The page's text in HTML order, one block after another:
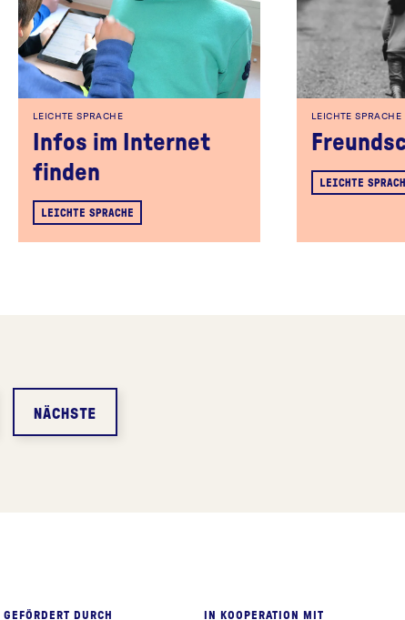
LEICHTE SPRACHE
Infos im Internet
finden
LEICHTE SPRACHE
LEICHTE SPRACHE
LEICHTE
NÄCHSTE
GEFÖRDERT DURCH IN KOOPERATION MIT